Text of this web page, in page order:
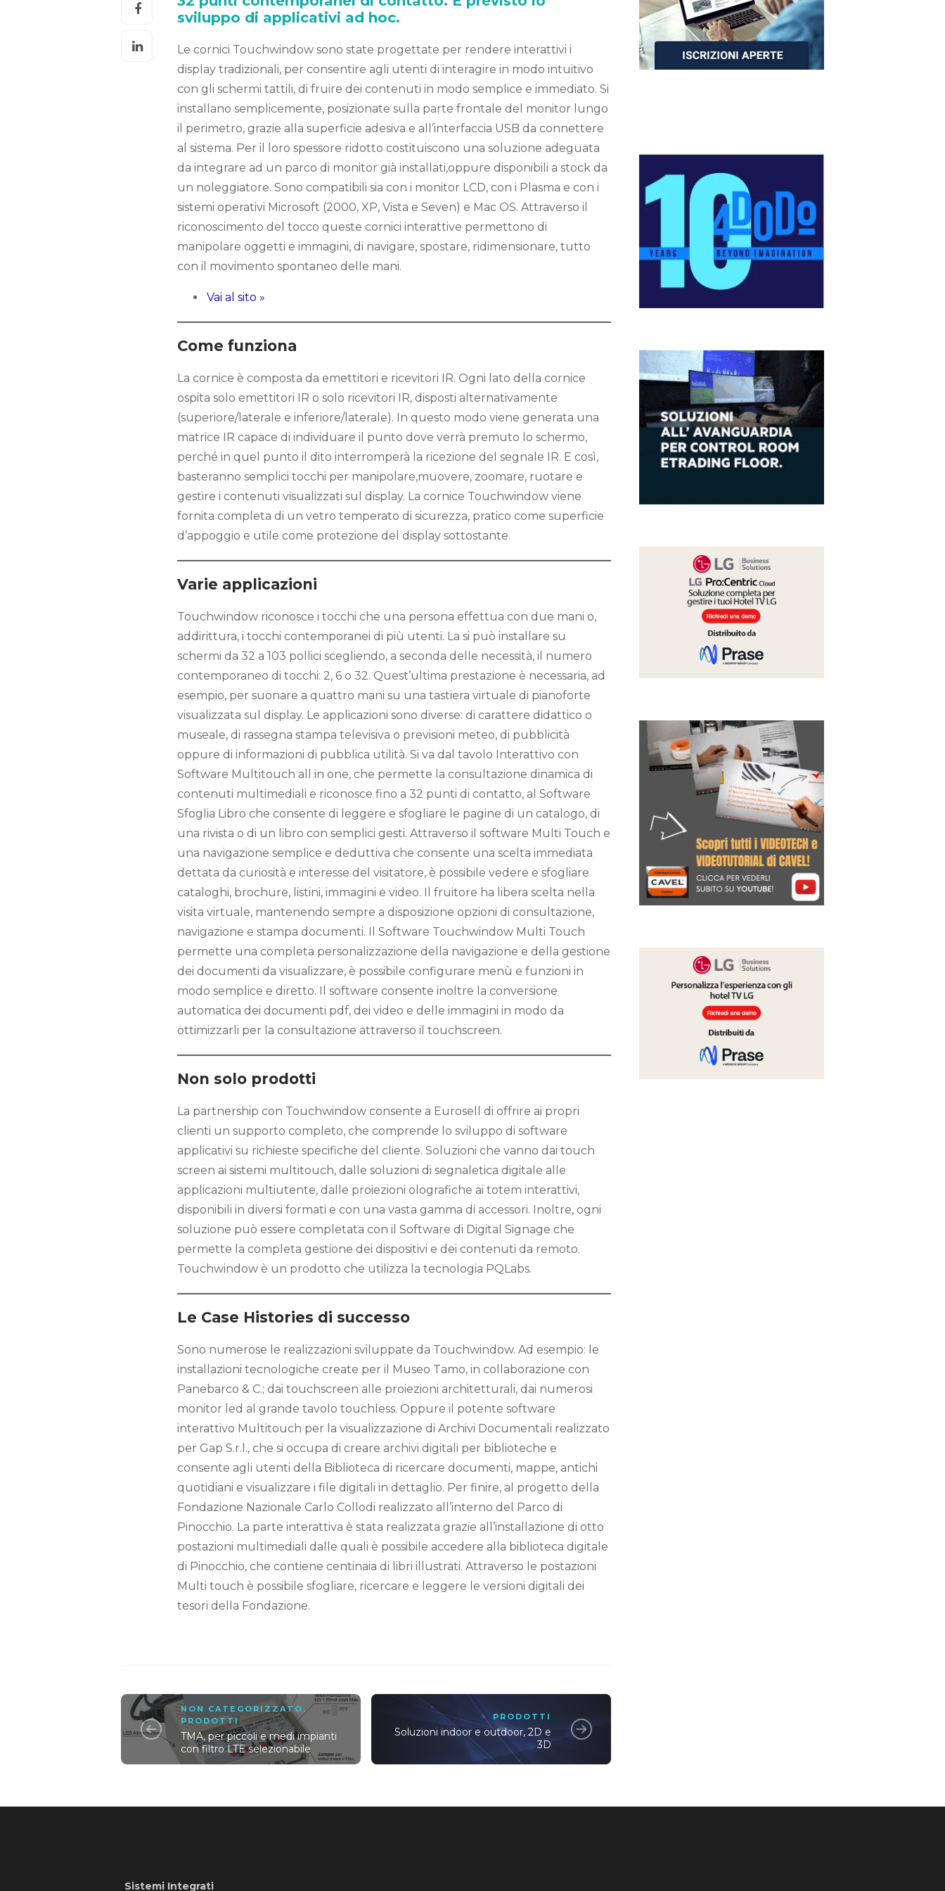
sviluppo di applicativi ad hoc.
Le cornici Touchwindow sono state progettate per rendere interattivi i
display tradizionali, per consentire agli utenti di interagire in modo intuitivo
con gli schermi tattili, di fruire dei contenuti in modo semplice e immediato. Si
installano semplicemente, posizionate sulla parte frontale del monitor lungo
il perimetro, grazie alla superficie adesiva e all’interfaccia USB da connettere
al sistema. Per il loro spessore ridotto costituiscono una soluzione adeguata
da integrare ad un parco di monitor già installati,oppure disponibili a stock da
un noleggiatore. Sono compatibili sia con i monitor LCD, con i Plasma e con i
sistemi operativi Microsoft (2000, XP, Vista e Seven) e Mac OS. Attraverso il
riconoscimento del tocco queste cornici interattive permettono di
manipolare oggetti e immagini, di navigare, spostare, ridimensionare, tutto
con il movimento spontaneo delle mani.
Vai al sito »
Come funziona
La cornice è composta da emettitori e ricevitori IR. Ogni lato della cornice
ospita solo emettitori IR o solo ricevitori IR, disposti alternativamente
(superiore/laterale e inferiore/laterale). In questo modo viene generata una
matrice IR capace di individuare il punto dove verrà premuto lo schermo,
perché in quel punto il dito interromperà la ricezione del segnale IR. E così,
basteranno semplici tocchi per manipolare,muovere, zoomare, ruotare e
gestire i contenuti visualizzati sul display. La cornice Touchwindow viene
fornita completa di un vetro temperato di sicurezza, pratico come superficie
d’appoggio e utile come protezione del display sottostante.
Varie applicazioni
Touchwindow riconosce i tocchi che una persona effettua con due mani o,
addirittura, i tocchi contemporanei di più utenti. La si può installare su
schermi da 32 a 103 pollici scegliendo, a seconda delle necessità, il numero
contemporaneo di tocchi: 2, 6 o 32. Quest’ultima prestazione è necessaria, ad
esempio, per suonare a quattro mani su una tastiera virtuale di pianoforte
visualizzata sul display. Le applicazioni sono diverse: di carattere didattico o
museale, di rassegna stampa televisiva o previsioni meteo, di pubblicità
oppure di informazioni di pubblica utilità. Si va dal tavolo Interattivo con
Software Multitouch all in one, che permette la consultazione dinamica di
contenuti multimediali e riconosce fino a 32 punti di contatto, al Software
Sfoglia Libro che consente di leggere e sfogliare le pagine di un catalogo, di
una rivista o di un libro con semplici gesti. Attraverso il software Multi Touch e
una navigazione semplice e deduttiva che consente una scelta immediata
dettata da curiosità e interesse del visitatore, è possibile vedere e sfogliare
cataloghi, brochure, listini, immagini e video. Il fruitore ha libera scelta nella
visita virtuale, mantenendo sempre a disposizione opzioni di consultazione,
navigazione e stampa documenti. Il Software Touchwindow Multi Touch
permette una completa personalizzazione della navigazione e della gestione
dei documenti da visualizzare, è possibile configurare menù e funzioni in
modo semplice e diretto. Il software consente inoltre la conversione
automatica dei documenti pdf, dei video e delle immagini in modo da
ottimizzarli per la consultazione attraverso il touchscreen.
Non solo prodotti
La partnership con Touchwindow consente a Eurosell di offrire ai propri
clienti un supporto completo, che comprende lo sviluppo di software
applicativi su richieste specifiche del cliente. Soluzioni che vanno dai touch
screen ai sistemi multitouch, dalle soluzioni di segnaletica digitale alle
applicazioni multiutente, dalle proiezioni olografiche ai totem interattivi,
disponibili in diversi formati e con una vasta gamma di accessori. Inoltre, ogni
soluzione può essere completata con il Software di Digital Signage che
permette la completa gestione dei dispositivi e dei contenuti da remoto.
Touchwindow è un prodotto che utilizza la tecnologia PQLabs.
Le Case Histories di successo
Sono numerose le realizzazioni sviluppate da Touchwindow. Ad esempio: le
installazioni tecnologiche create per il Museo Tamo, in collaborazione con
Panebarco & C.; dai touchscreen alle proiezioni architetturali, dai numerosi
monitor led al grande tavolo touchless. Oppure il potente software
interattivo Multitouch per la visualizzazione di Archivi Documentali realizzato
per Gap S.r.l., che si occupa di creare archivi digitali per biblioteche e
consente agli utenti della Biblioteca di ricercare documenti, mappe, antichi
quotidiani e visualizzare i file digitali in dettaglio. Per finire, al progetto della
Fondazione Nazionale Carlo Collodi realizzato all’interno del Parco di
Pinocchio. La parte interattiva è stata realizzata grazie all’installazione di otto
postazioni multimediali dalle quali è possibile accedere alla biblioteca digitale
di Pinocchio, che contiene centinaia di libri illustrati. Attraverso le postazioni
Multi touch è possibile sfogliare, ricercare e leggere le versioni digitali dei
tesori della Fondazione.
NON CATEGORIZZATO ,
PRODOTTI
TMA, per piccoli e medi impianti
con filtro LTE selezionabile
PRODOTTI
Soluzioni indoor e outdoor, 2D e
3D
Sistemi Integrati